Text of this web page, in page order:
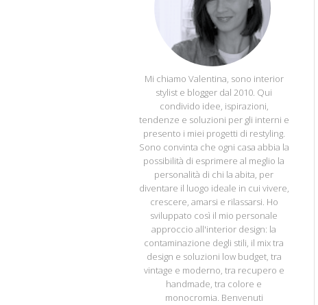
APPUNTI DI CASA
Mi chiamo Valentina, sono interior
stylist e blogger dal 2010. Qui
condivido idee, ispirazioni,
tendenze e soluzioni per gli interni e
presento i miei progetti di restyling.
Sono convinta che ogni casa abbia la
possibilità di esprimere al meglio la
personalità di chi la abita, per
diventare il luogo ideale in cui vivere,
crescere, amarsi e rilassarsi. Ho
sviluppato così il mio personale
approccio all'interior design: la
contaminazione degli stili, il mix tra
design e soluzioni low budget, tra
vintage e moderno, tra recupero e
handmade, tra colore e
monocromia. Benvenuti